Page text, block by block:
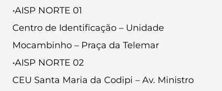
•AISP NORTE 01
Centro de Identificação – Unidade
Mocambinho – Praça da Telemar
•AISP NORTE 02
CEU Santa Maria da Codipi – Av. Ministro